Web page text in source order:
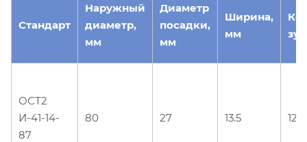
Стандарт
Наружный
диаметр,
мм
Диаметр
посадки,
мм
Ширина,
мм
ОСТ2
И-41-14-
87
80 27 13.5 12